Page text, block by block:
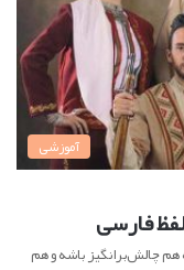
آموزشی
فارسی
هم چالش‌برانگیز باشه و هم